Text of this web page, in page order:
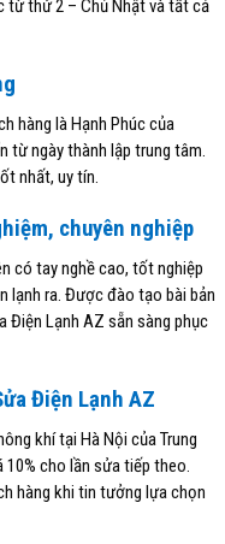
từ thứ 2 – Chủ Nhật và tất cả
hàng là Hạnh Phúc của
từ ngày thành lập trung tâm.
nhất, uy tín.
chuyên nghiệp
có tay nghề cao, tốt nghiệp
lạnh ra. Được đào tạo bài bản
Điện Lạnh AZ sẵn sàng phục
Điện Lạnh AZ
khí tại Hà Nội của Trung
cho lần sửa tiếp theo.
hàng khi tin tưởng lựa chọn